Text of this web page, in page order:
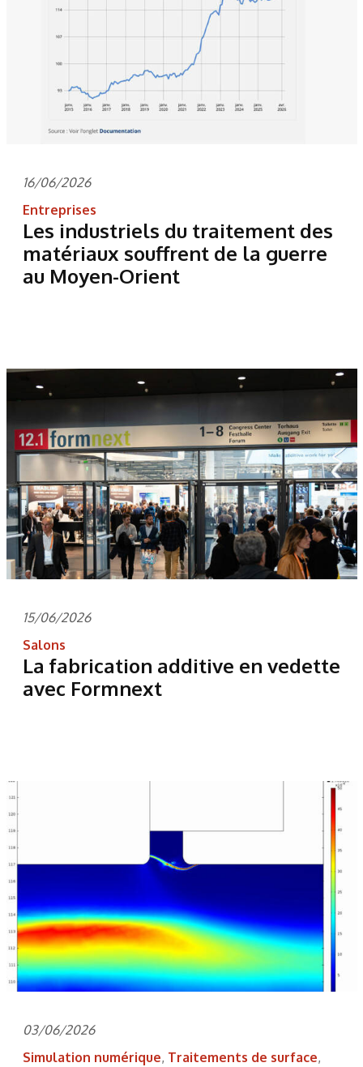
16/06/2026
Entreprises
Les industriels du traitement des
matériaux souffrent de la guerre
au Moyen-Orient
15/06/2026
Salons
La fabrication additive en vedette
avec Formnext
03/06/2026
Simulation numérique, Traitements de surface,